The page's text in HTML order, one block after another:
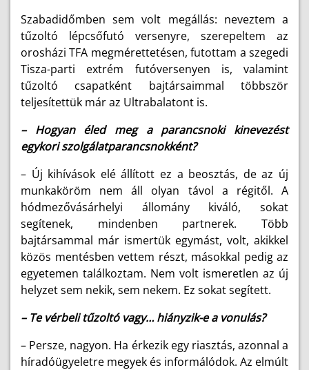
Szabadidőmben sem volt megállás: neveztem a
tűzoltó lépcsőfutó versenyre, szerepeltem az
orosházi TFA megmérettetésen, futottam a szegedi
Tisza-parti extrém futóversenyen is, valamint
tűzoltó csapatként bajtársaimmal többször
teljesítettük már az Ultrabalatont is.
– Hogyan éled meg a parancsnoki kinevezést
egykori szolgálatparancsnokként?
– Új kihívások elé állított ez a beosztás, de az új
munkaköröm nem áll olyan távol a régitől. A
hódmezővásárhelyi állomány kiváló, sokat
segítenek, mindenben partnerek. Több
bajtársammal már ismertük egymást, volt, akikkel
közös mentésben vettem részt, másokkal pedig az
egyetemen találkoztam. Nem volt ismeretlen az új
helyzet sem nekik, sem nekem. Ez sokat segített.
– Te vérbeli tűzoltó vagy… hiányzik-e a vonulás?
– Persze, nagyon. Ha érkezik egy riasztás, azonnal a
híradóügyeletre megyek és informálódok. Az elmúlt